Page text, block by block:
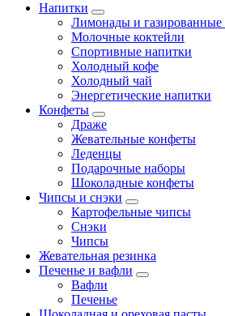
Напитки
Лимонады и газированные
Молочные коктейли
Спортивные напитки
Холодный кофе
Холодный чай
Энергетические напитки
Конфеты
Драже
Жевательные конфеты
Леденцы
Подарочные наборы
Шоколадные конфеты
Чипсы и снэки
Картофельные чипсы
Снэки
Чипсы
Жевательная резинка
Печенье и вафли
Вафли
Печенье